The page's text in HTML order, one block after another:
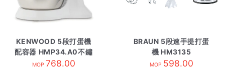
KENWOOD 5段打蛋機
配容器 HMP34.A0不鏽
鋼
MOP 768.00
BRAUN 5段速手提打蛋
機 HM3135
MOP 598.00